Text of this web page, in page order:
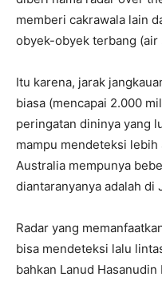
memberi cakrawala lain
obyek-obyek terbang (air
Itu karena, jarak
biasa (mencapai 2.000
peringatan dininya yang
mampu mendeteksi
Australia mempunya
diantaranyanya adalah di
Radar yang
bisa mendeteksi lalu
bahkan Lanud